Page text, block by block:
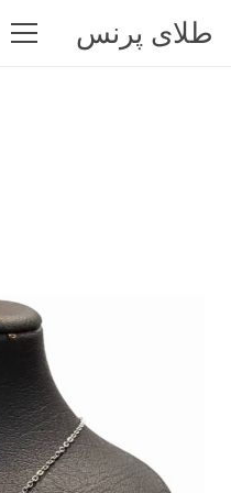
طلای پرنس